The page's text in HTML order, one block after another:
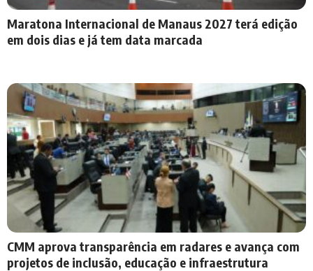
Maratona Internacional de Manaus 2027 terá edição
em dois dias e já tem data marcada
CMM aprova transparência em radares e avança com
projetos de inclusão, educação e infraestrutura